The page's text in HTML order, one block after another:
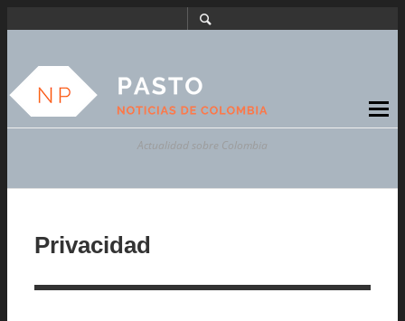
Actualidad sobre Colombia
Privacidad